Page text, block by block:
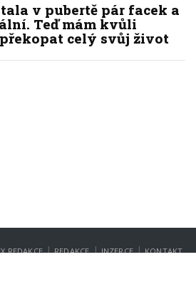
v pubertě pár facek a
Teď mám kvůli
celý svůj život
REDAKCE | REDAKCE | INZERCE | KONTAKT